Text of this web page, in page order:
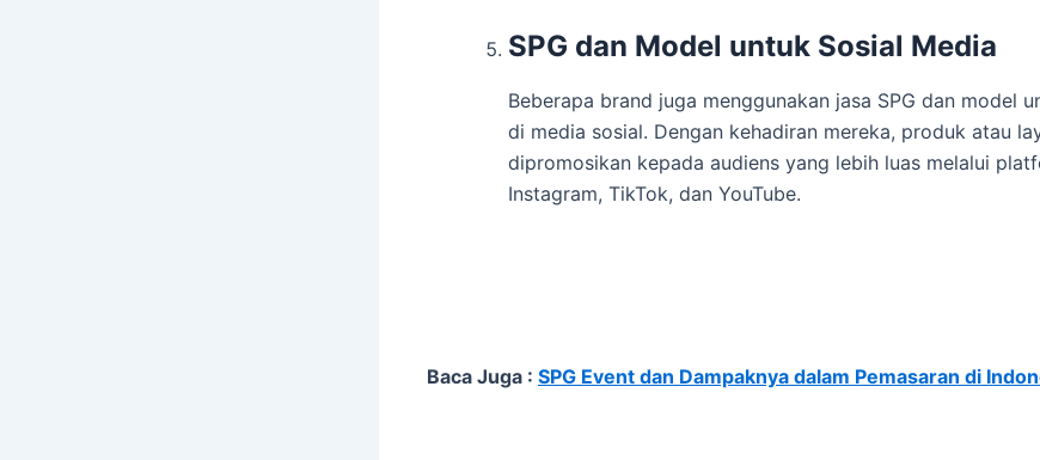
SPG dan Model untuk Sosial Media
Beberapa brand juga menggunakan jasa SPG dan model
di media sosial. Dengan kehadiran mereka, produk atau
dipromosikan kepada audiens yang lebih luas melalui
Instagram, TikTok, dan YouTube.
Baca Juga : SPG Event dan Dampaknya dalam Pemasaran di